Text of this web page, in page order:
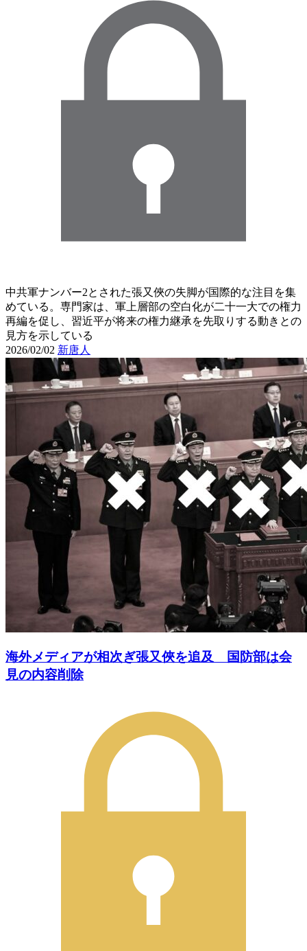
中共軍ナンバー2とされた張又俠の失脚が国際的な注目を集
めている。専門家は、軍上層部の空白化が二十一大での権力
再編を促し、習近平が将来の権力継承を先取りする動きとの
見方を示している
2026/02/02 新唐人
海外メディアが相次ぎ張又俠を追及 国防部は会
見の内容削除